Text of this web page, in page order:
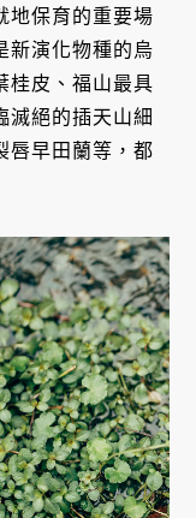
地保育的重要場
新演化物種的烏
桂皮、福山最具
滅絕的插天山細
唇早田蘭等，都